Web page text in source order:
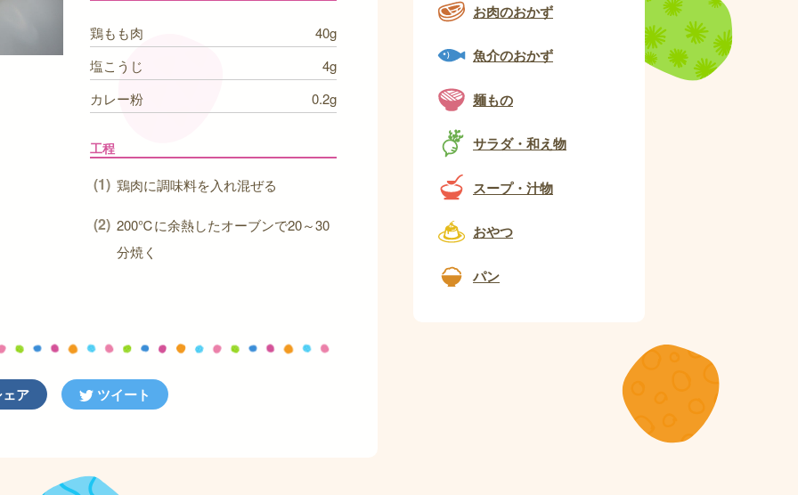
鶏もも肉
40g
塩こうじ
4g
カレー粉
0.2g
工程
鶏肉に調味料を入れ混ぜる
200℃に余熱したオーブンで20～30
分焼く
ア ツイート
お肉のおかず
魚介のおかず
麺もの
サラダ・和え物
スープ・汁物
おやつ
パン